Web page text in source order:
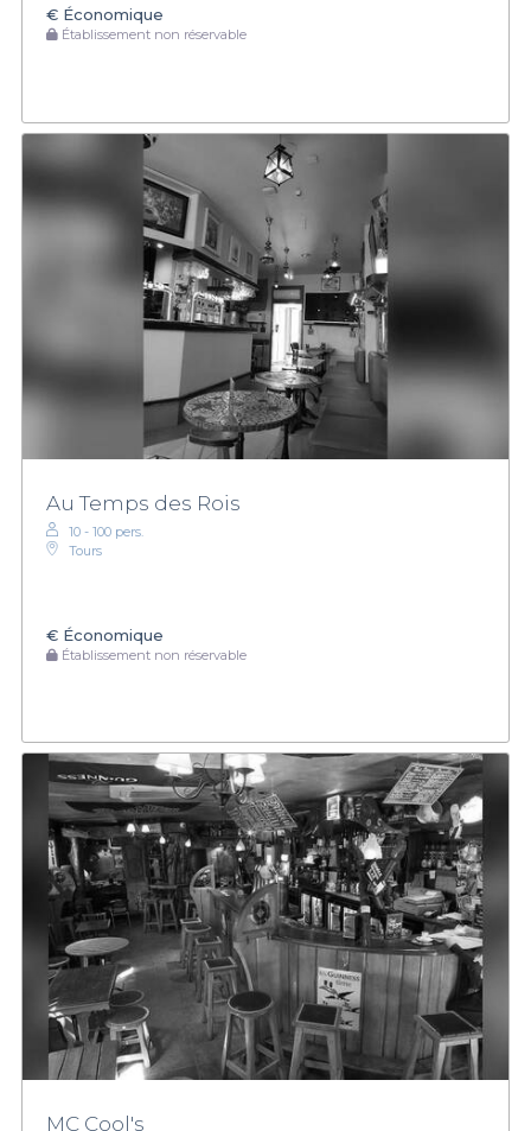
€ Économique
Établissement non réservable
Au Temps des Rois
10 - 100 pers.
Tours
€ Économique
Établissement non réservable
MC Cool's